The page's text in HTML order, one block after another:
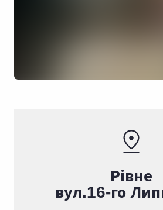
Рівне
вул.16-го